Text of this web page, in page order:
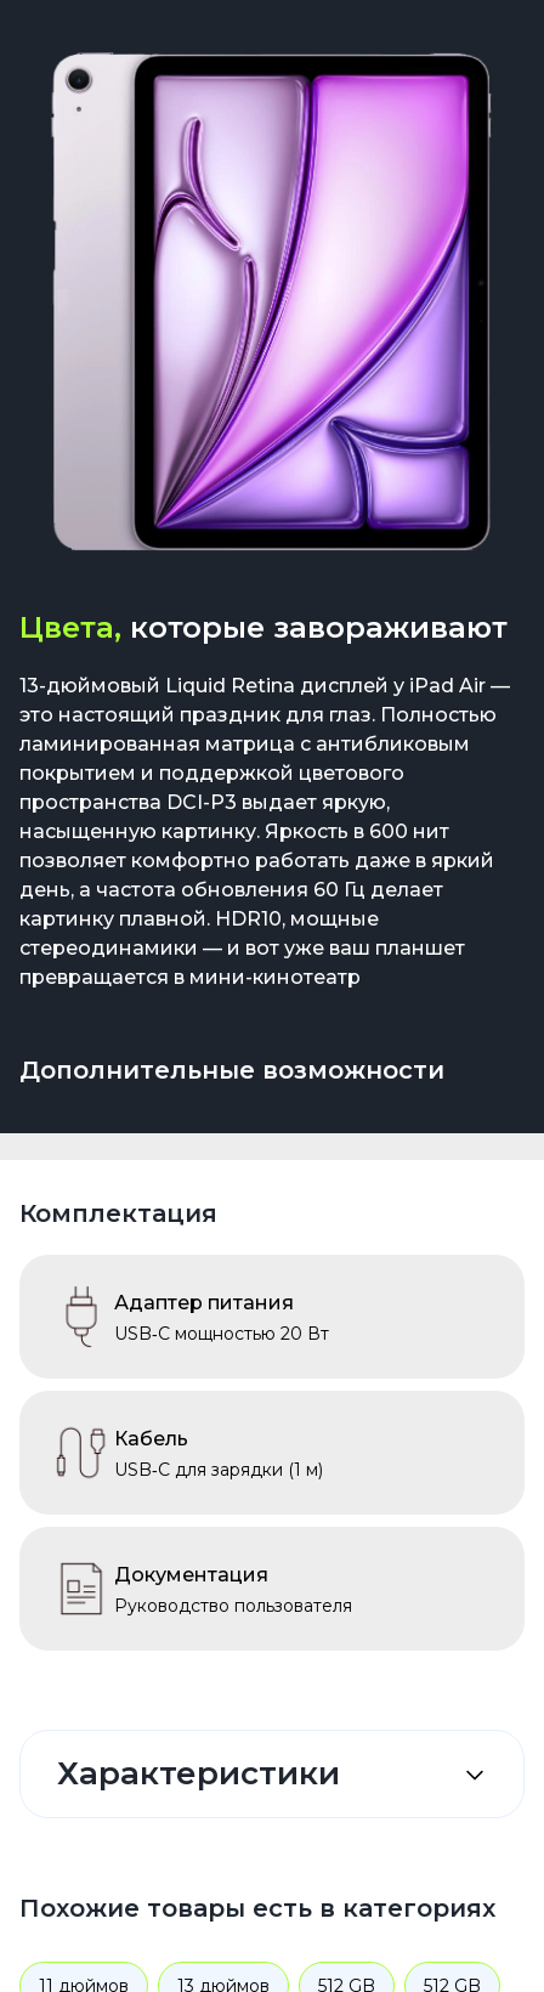
Цвета, которые завораживают
13-дюймовый Liquid Retina дисплей у iPad Air —
это настоящий праздник для глаз. Полностью
ламинированная матрица с антибликовым
покрытием и поддержкой цветового
пространства DCI-P3 выдает яркую,
насыщенную картинку. Яркость в 600 нит
позволяет комфортно работать даже в яркий
день, а частота обновления 60 Гц делает
картинку плавной. HDR10, мощные
стереодинамики — и вот уже ваш планшет
превращается в мини-кинотеатр
Дополнительные возможности
Комплектация
Адаптер питания
USB‑C мощностью 20 Вт
Кабель
USB‑C для зарядки (1 м)
Документация
Руководство пользователя
Характеристики
Похожие товары есть в категориях
11 дюймов 13 дюймов 512 GB 512 GB